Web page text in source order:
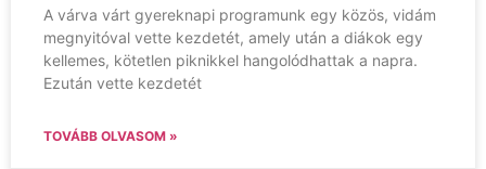
A várva várt gyereknapi programunk egy közös, vidám
megnyitóval vette kezdetét, amely után a diákok egy
kellemes, kötetlen piknikkel hangolódhattak a napra.
Ezután vette kezdetét
TOVÁBB OLVASOM »